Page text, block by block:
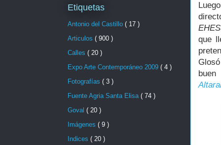
que
Etiquetas
Antonio del Castillo ( 17 )
Articulos ( 900 )
Calles ( 20 )
Expo Arte Contemporáneo 2009 ( 4 )
Fotografías ( 3 )
Fuente Agria Santa Elisa ( 74 )
Goval ( 20 )
Imágenes ( 9 )
Indices ( 20 )